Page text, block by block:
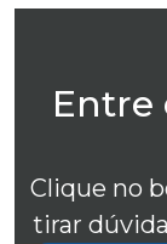
Entre
Clique no
tirar